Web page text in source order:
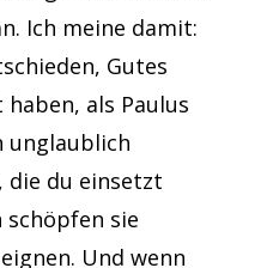
Ich meine damit:
Gutes
als Paulus
unglaublich
die du einsetzt
sie
Und wenn